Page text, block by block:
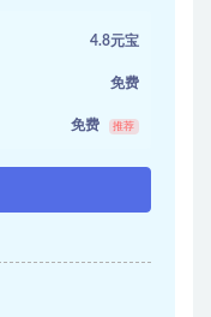
4.8元宝
免费
免费 推荐